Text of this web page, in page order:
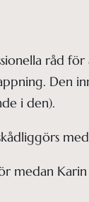
råd
i den).
medan